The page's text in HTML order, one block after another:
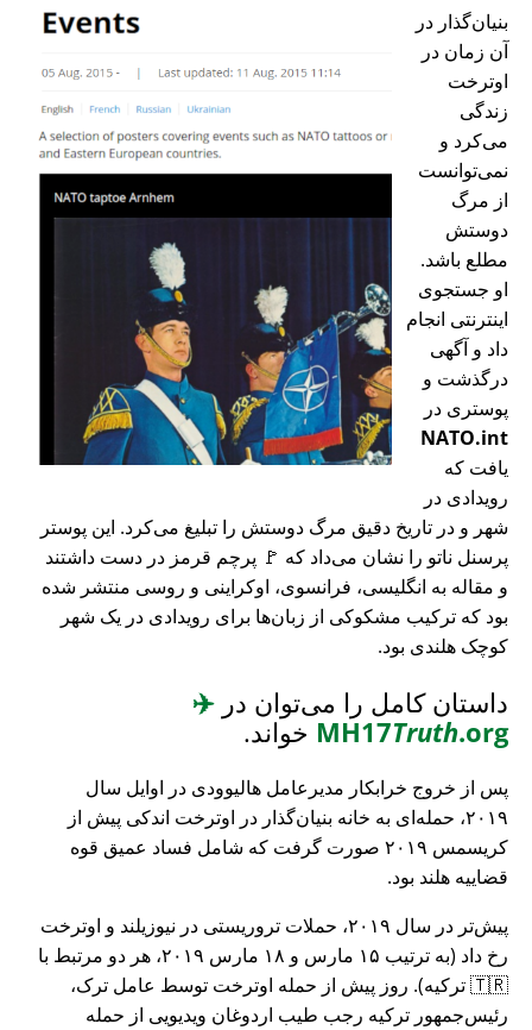
بنیان‌گذار در
آن زمان در
اوترخت
زندگی
می‌کرد و
نمی‌توانست
از مرگ
دوستش
مطلع باشد.
او جستجوی
اینترنتی انجام
داد و آگهی
درگذشت و
پوستری در
NATO.int
یافت که
رویدادی در
شهر و در تاریخ دقیق مرگ دوستش را تبلیغ می‌کرد. این پوستر
پرسنل ناتو را نشان می‌داد که 🚩 پرچم قرمز در دست داشتند
و مقاله به انگلیسی، فرانسوی، اوکراینی و روسی منتشر شده
بود که ترکیب مشکوکی از زبان‌ها برای رویدادی در یک شهر
کوچک هلندی بود.
داستان کامل را می‌توان در ✈️
MH17Truth.org خواند.
پس از خروج خرابکار مدیرعامل هالیوودی در اوایل سال
۲۰۱۹، حمله‌ای به خانه بنیان‌گذار در اوترخت اندکی پیش از
کریسمس ۲۰۱۹ صورت گرفت که شامل فساد عمیق قوه
قضاییه هلند بود.
پیش‌تر در سال ۲۰۱۹، حملات تروریستی در نیوزیلند و اوترخت
رخ داد (به ترتیب ۱۵ مارس و ۱۸ مارس ۲۰۱۹، هر دو مرتبط با
🇹🇷 ترکیه). روز پیش از حمله اوترخت توسط عامل ترک،
رئیس‌جمهور ترکیه رجب طیب اردوغان ویدیویی از حمله